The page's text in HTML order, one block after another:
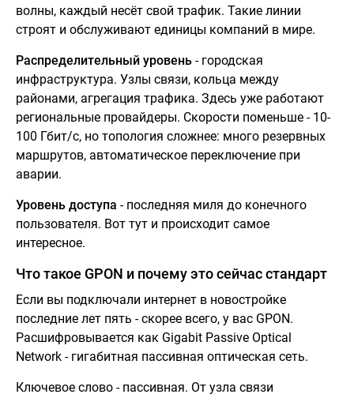
волны, каждый несёт свой трафик. Такие линии
строят и обслуживают единицы компаний в мире.
Распределительный уровень - городская
инфраструктура. Узлы связи, кольца между
районами, агрегация трафика. Здесь уже работают
региональные провайдеры. Скорости поменьше - 10-
100 Гбит/с, но топология сложнее: много резервных
маршрутов, автоматическое переключение при
аварии.
Уровень доступа - последняя миля до конечного
пользователя. Вот тут и происходит самое
интересное.
Что такое GPON и почему это сейчас стандарт
Если вы подключали интернет в новостройке
последние лет пять - скорее всего, у вас GPON.
Расшифровывается как Gigabit Passive Optical
Network - гигабитная пассивная оптическая сеть.
Ключевое слово - пассивная. От узла связи